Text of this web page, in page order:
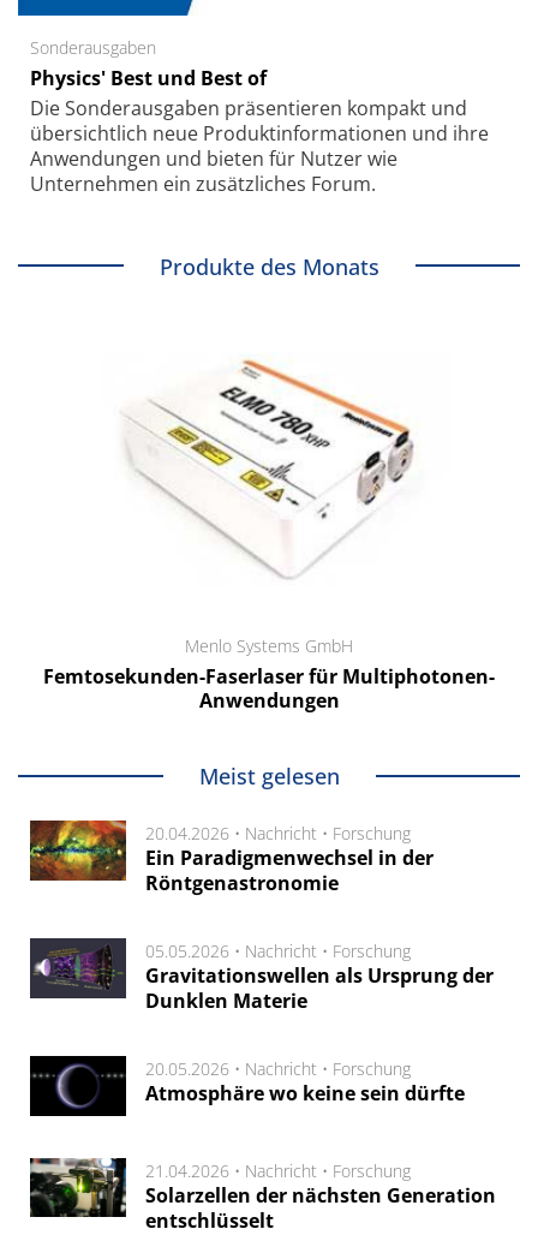
Sonderausgaben
Physics' Best und Best of
Die Sonder­ausgaben präsentieren kompakt und
übersichtlich neue Produkt­informationen und ihre
Anwendungen und bieten für Nutzer wie
Unternehmen ein zusätzliches Forum.
Produkte des Monats
Menlo Systems GmbH
Femtosekunden-Faserlaser für Multiphotonen-
Anwendungen
Meist gelesen
20.04.2026 • Nachricht • Forschung
Ein Paradigmenwechsel in der
Röntgenastronomie
05.05.2026 • Nachricht • Forschung
Gravitationswellen als Ursprung der
Dunklen Materie
20.05.2026 • Nachricht • Forschung
Atmosphäre wo keine sein dürfte
21.04.2026 • Nachricht • Forschung
Solarzellen der nächsten Generation
entschlüsselt